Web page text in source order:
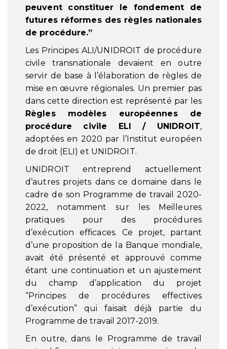
peuvent constituer le fondement de
futures réformes des règles nationales
de procédure.”
Les Principes ALI/UNIDROIT de procédure
civile transnationale devaient en outre
servir de base à l’élaboration de règles de
mise en œuvre régionales. Un premier pas
dans cette direction est représenté par les
Règles modèles européennes de
procédure civile ELI / UNIDROIT,
adoptées en 2020 par l’Institut européen
de droit (ELI) et UNIDROIT.
UNIDROIT entreprend actuellement
d’autres projets dans ce domaine dans le
cadre de son Programme de travail 2020-
2022, notamment sur les Meilleures
pratiques pour des procédures
d’exécution efficaces. Ce projet, partant
d’une proposition de la Banque mondiale,
avait été présenté et approuvé comme
étant une continuation et un ajustement
du champ d’application du projet
“Principes de procédures effectives
d’exécution” qui faisait déjà partie du
Programme de travail 2017-2019.
En outre, dans le Programme de travail